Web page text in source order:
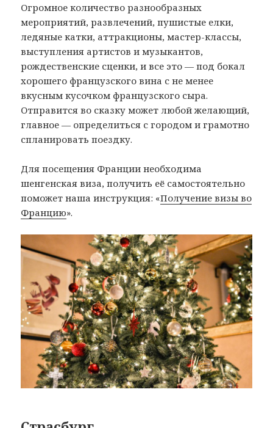
Огромное количество разнообразных
мероприятий, развлечений, пушистые елки,
ледяные катки, аттракционы, мастер-классы,
выступления артистов и музыкантов,
рождественские сценки, и все это — под бокал
хорошего французского вина с не менее
вкусным кусочком французского сыра.
Отправится во сказку может любой желающий,
главное — определиться с городом и грамотно
спланировать поездку.
Для посещения Франции необходима
шенгенская виза, получить её самостоятельно
поможет наша инструкция: «Получение визы во
Францию».